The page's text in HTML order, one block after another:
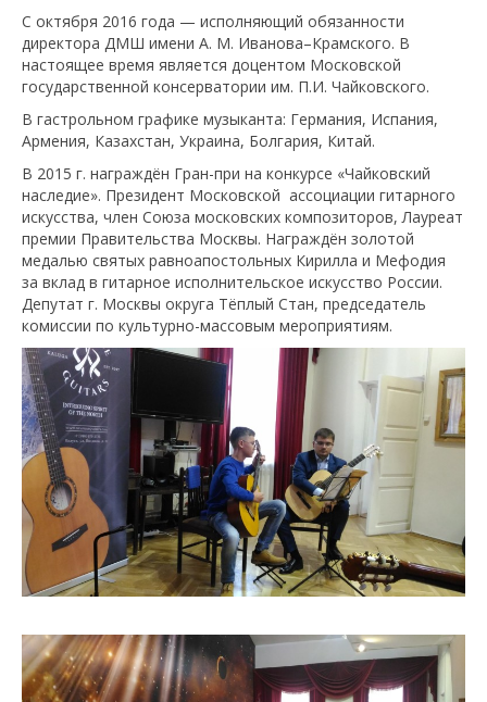
С октября 2016 года — исполняющий обязанности
директора ДМШ имени А. М. Иванова–Крамского. В
настоящее время является доцентом Московской
государственной консерватории им. П.И. Чайковского.
В гастрольном графике музыканта: Германия, Испания,
Армения, Казахстан, Украина, Болгария, Китай.
В 2015 г. награждён Гран-при на конкурсе «Чайковский
наследие». Президент Московской ассоциации гитарного
искусства, член Союза московских композиторов, Лауреат
премии Правительства Москвы. Награждён золотой
медалью святых равноапостольных Кирилла и Мефодия
за вклад в гитарное исполнительское искусство России.
Депутат г. Москвы округа Тёплый Стан, председатель
комиссии по культурно-массовым мероприятиям.